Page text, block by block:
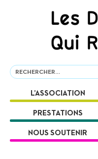
Recherche
Recherche
L’ASSOCIATION
PRESTATIONS
NOUS SOUTENIR